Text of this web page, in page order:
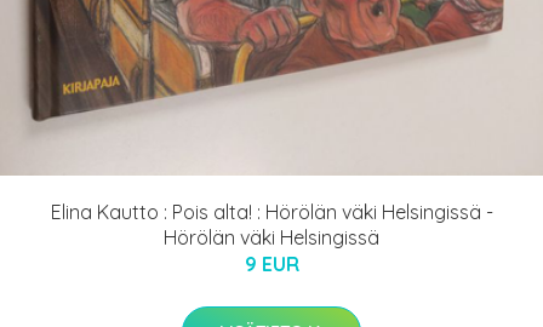
Elina Kautto : Pois alta! : Hörölän väki Helsingissä -
Hörölän väki Helsingissä
9 EUR